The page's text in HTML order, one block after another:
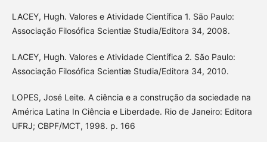
LACEY, Hugh. Valores e Atividade Científica 1. São Paulo:
Associação Filosófica Scientiæ Studia/Editora 34, 2008.
LACEY, Hugh. Valores e Atividade Científica 2. São Paulo:
Associação Filosófica Scientiæ Studia/Editora 34, 2010.
LOPES, José Leite. A ciência e a construção da sociedade na
América Latina In Ciência e Liberdade. Rio de Janeiro: Editora
UFRJ; CBPF/MCT, 1998. p. 166